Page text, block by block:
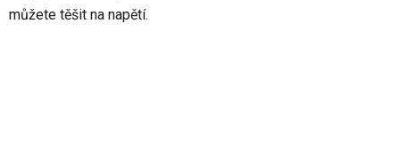
můžete těšit na napětí.